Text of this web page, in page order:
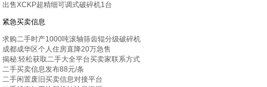
出售XCKP超精细可调式破碎机1台
紧急买卖信息
求购二手时产1000吨滚轴筛齿辊分级破碎机
成都成华区个人住房直降20万急售
揭秘:轻松获取二手大全平台买卖家联系方式
二手买卖信息发布88元/条
二手闲置废旧买卖信息对接平台